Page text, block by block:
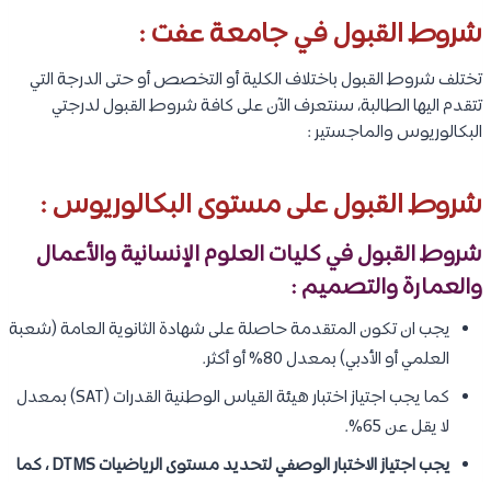
شروط القبول في جامعة عفت :
تختلف شروط القبول باختلاف الكلية أو التخصص أو حتى الدرجة التي
تتقدم اليها الطالبة، سنتعرف الآن على كافة شروط القبول لدرجتي
البكالوريوس والماجستير :
شروط القبول على مستوى البكالوريوس :
شروط القبول في كليات العلوم الإنسانية والأعمال
والعمارة والتصميم :
يجب ان تكون المتقدمة حاصلة على شهادة الثانوية العامة (شعبة
العلمي أو الأدبي) بمعدل 80% أو أكثر.
كما يجب اجتياز اختبار هيئة القياس الوطنية القدرات (SAT) بمعدل
لا يقل عن 65%.
يجب اجتياز الاختبار الوصفي لتحديد مستوى الرياضيات DTMS ، كما